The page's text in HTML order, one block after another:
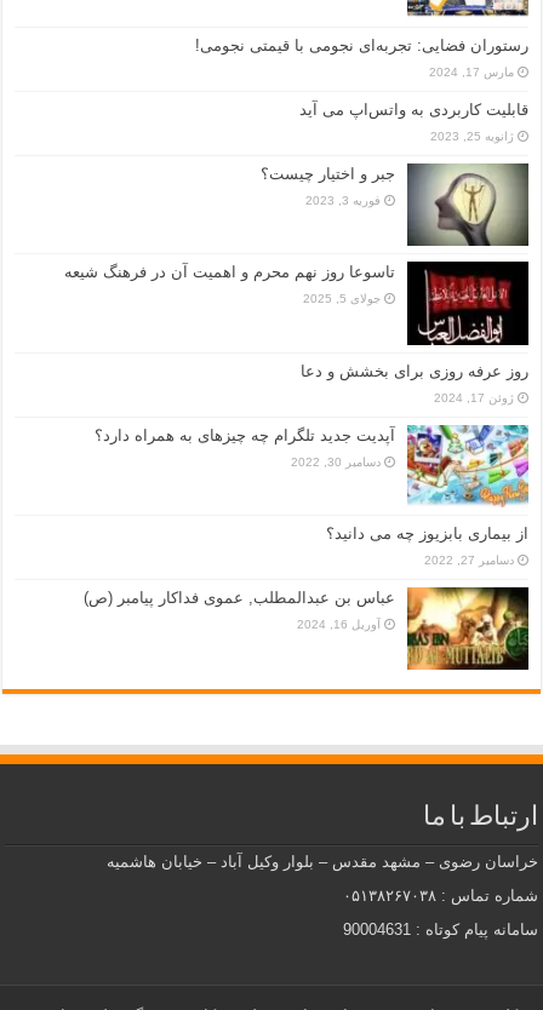
رستوران فضایی: تجربه‌ای نجومی با قیمتی نجومی!
مارس 17, 2024
قابلیت کاربردی به واتس‌اپ می آید
ژانویه 25, 2023
جبر و اختیار چیست؟
فوریه 3, 2023
تاسوعا روز نهم محرم و اهمیت آن در فرهنگ شیعه
جولای 5, 2025
روز عرفه روزی برای بخشش و دعا
ژوئن 17, 2024
آپدیت جدید تلگرام چه چیزهای به همراه دارد؟
دسامبر 30, 2022
از بیماری بابزیوز چه می دانید؟
دسامبر 27, 2022
عباس بن عبدالمطلب, عموی فداکار پیامبر (ص)
آوریل 16, 2024
ارتباط با ما
خراسان رضوی – مشهد مقدس – بلوار وکیل آباد – خیابان هاشمیه
شماره تماس : ۰۵۱۳۸۲۶۷۰۳۸
سامانه پیام کوتاه : 90004631